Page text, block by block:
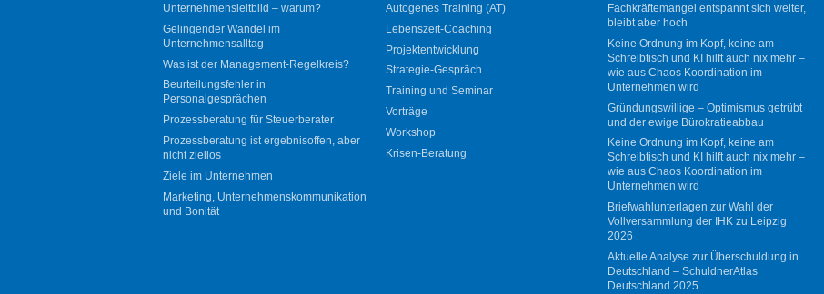
Unternehmensleitbild – warum?
Gelingender Wandel im
Unternehmensalltag
Was ist der Management-Regelkreis?
Beurteilungsfehler in
Personalgesprächen
Prozessberatung für Steuerberater
Prozessberatung ist ergebnisoffen, aber
nicht ziellos
Ziele im Unternehmen
Marketing, Unternehmenskommunikation
und Bonität
Autogenes Training (AT)
Lebenszeit-Coaching
Projektentwicklung
Strategie-Gespräch
Training und Seminar
Vorträge
Workshop
Krisen-Beratung
Fachkräftemangel entspannt sich weiter,
bleibt aber hoch
Keine Ordnung im Kopf, keine am
Schreibtisch und KI hilft auch nix mehr –
wie aus Chaos Koordination im
Unternehmen wird
Gründungswillige – Optimismus getrübt
und der ewige Bürokratieabbau
Keine Ordnung im Kopf, keine am
Schreibtisch und KI hilft auch nix mehr –
wie aus Chaos Koordination im
Unternehmen wird
Briefwahlunterlagen zur Wahl der
Vollversammlung der IHK zu Leipzig
2026
Aktuelle Analyse zur Überschuldung in
Deutschland – SchuldnerAtlas
Deutschland 2025